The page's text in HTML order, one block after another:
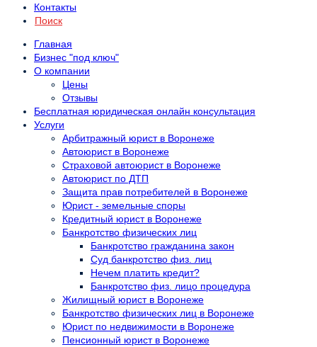
Контакты
Поиск
Главная
Бизнес "под ключ"
О компании
Цены
Отзывы
Бесплатная юридическая онлайн консультация
Услуги
Арбитражный юрист в Воронеже
Автоюрист в Воронеже
Страховой автоюрист в Воронеже
Автоюрист по ДТП
Защита прав потребителей в Воронеже
Юрист - земельные споры
Кредитный юрист в Воронеже
Банкротство физических лиц
Банкротство гражданина закон
Суд банкротство физ. лиц
Нечем платить кредит?
Банкротство физ. лицо процедура
Жилищный юрист в Воронеже
Банкротство физических лиц в Воронеже
Юрист по недвижимости в Воронеже
Пенсионный юрист в Воронеже